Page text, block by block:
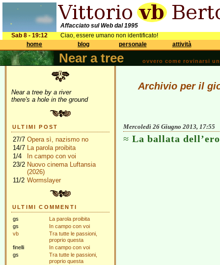
Affacciato sul Web dal 1995
Sab 8 - 19:12
Ciao, essere umano non identificato!
home
blog personale attività
Near a tree ovvero come rovinarsi
Near a tree by a river
there's a hole in the ground
ULTIMI POST
27/7 Opera sì, nazismo no
14/7 La parola proibita
1/4
In campo con voi
23/2 Nuovo cinema Luftansia
(2026)
11/2 Wormslayer
ULTIMI COMMENTI
gs
La parola proibita
gs
In campo con voi
vb
Tra tutte le passioni,
proprio questa
finelli
In campo con voi
gs
Tra tutte le passioni,
proprio questa
Archivio per il
Mercoledì 26 Giugno 2013, 17:55
La ballata